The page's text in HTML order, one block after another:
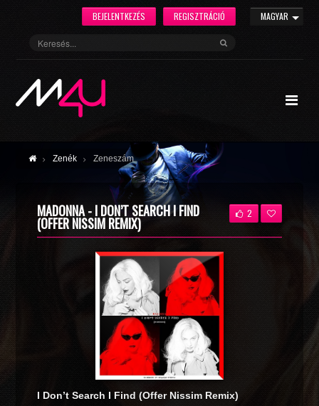
MAGYAR
REGISZTRÁCIÓ
BEJELENTKEZÉS
Zenék Zeneszám
MADONNA - I DON’T SEARCH I FIND
(OFFER NISSIM REMIX)
2
I Don’t Search I Find (Offer Nissim Remix)